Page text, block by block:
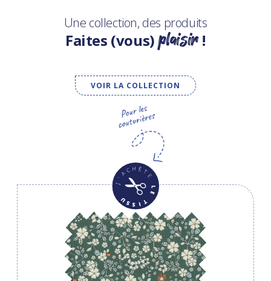
Une collection, des produits
Faites (vous)plaisir!
VOIR LA COLLECTION